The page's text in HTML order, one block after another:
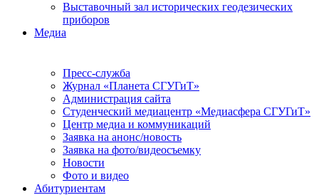
Выставочный зал исторических геодезических
приборов
Медиа
Пресс-служба
Журнал «Планета СГУГиТ»
Администрация сайта
Студенческий медиацентр «Медиасфера СГУГиТ»
Центр медиа и коммуникаций
Заявка на анонс/новость
Заявка на фото/видеосъемку
Новости
Фото и видео
Абитуриентам